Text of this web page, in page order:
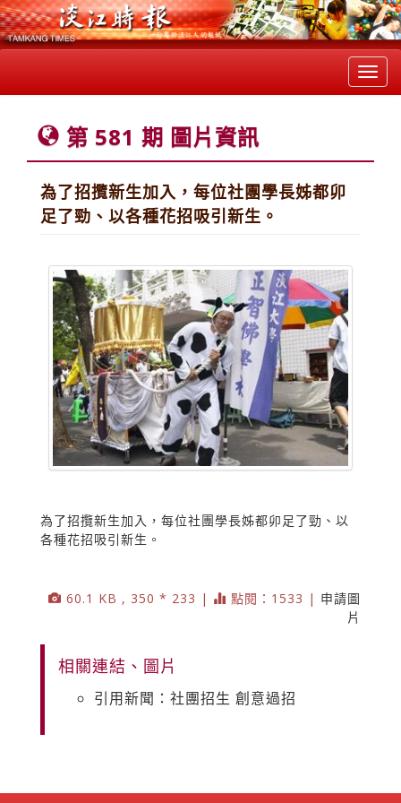
第 581 期 圖片資訊
為了招攬新生加入，每位社團學長姊都卯
足了勁、以各種花招吸引新生。
為了招攬新生加入，每位社團學長姊都卯足了勁、以
各種花招吸引新生。
60.1 KB , 350 * 233 | 點閱：1533 | 申請圖
片
相關連結、圖片
引用新聞：社團招生 創意過招